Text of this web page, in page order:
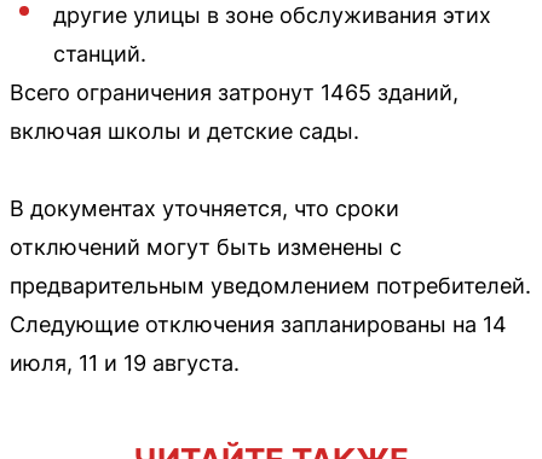
другие улицы в зоне обслуживания этих
станций.
Всего ограничения затронут 1465 зданий,
включая школы и детские сады.
В документах уточняется, что сроки
отключений могут быть изменены с
предварительным уведомлением потребителей.
Следующие отключения запланированы на 14
июля, 11 и 19 августа.